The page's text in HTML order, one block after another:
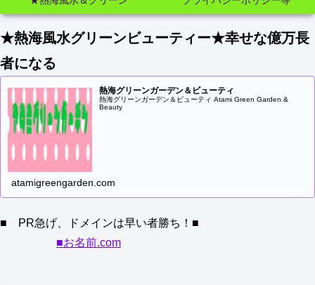
★熱海風水グリーンビューティー★幸せな億万長
者になる
熱海グリーンガーデン＆ビューティ
熱海グリーンガーデン＆ビューティ Atami Green Garden &
Beauty
atamigreengarden.com
■ PR急げ、ドメインは早い者勝ち！■
■お名前.com